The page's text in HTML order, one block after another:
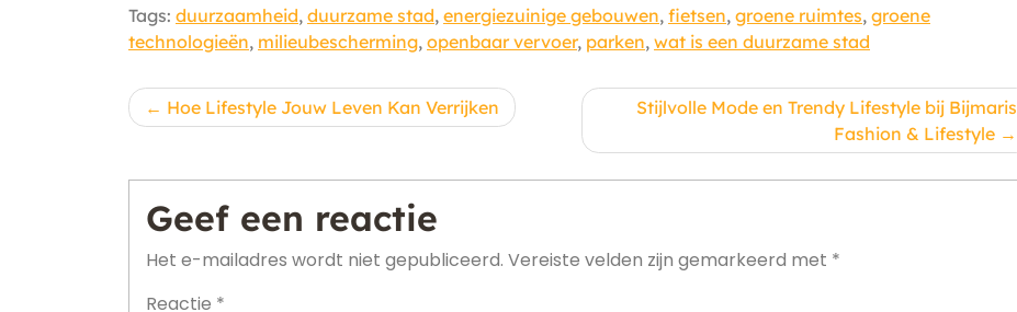
Tags: duurzaamheid, duurzame stad, energiezuinige gebouwen, fietsen, groene ruimtes, groene
technologieën, milieubescherming, openbaar vervoer, parken, wat is een duurzame stad
Berichtnavigatie
Hoe Lifestyle Jouw Leven Kan Verrijken
Stijlvolle Mode en Trendy Lifestyle bij Bijmaris
Fashion & Lifestyle
Geef een reactie
Het e-mailadres wordt niet gepubliceerd. Vereiste velden zijn gemarkeerd met *
Reactie *